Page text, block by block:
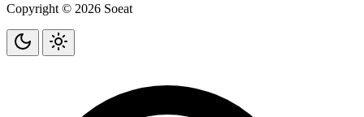
Copyright © 2026 Soeat